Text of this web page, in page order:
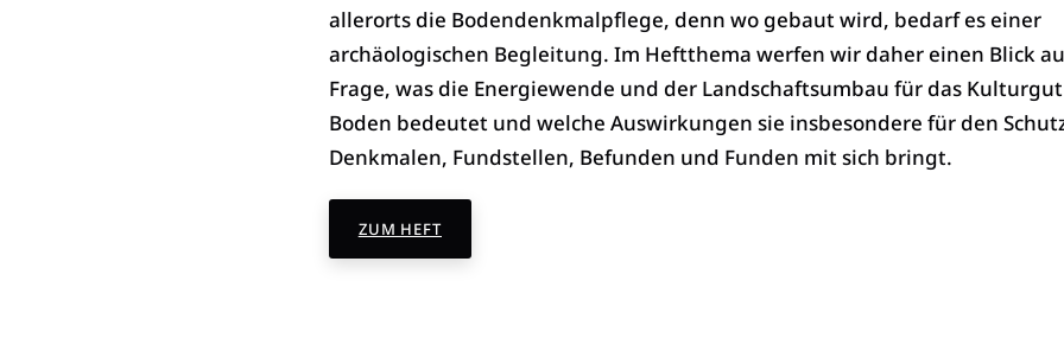
allerorts die Bodendenkmalpflege, denn wo gebaut wird, bedarf es einer
archäologischen Begleitung. Im Heftthema werfen wir daher einen Blick
Frage, was die Energiewende und der Landschaftsumbau für das
Boden bedeutet und welche Auswirkungen sie insbesondere für den
Denkmalen, Fundstellen, Befunden und Funden mit sich bringt.
ZUM HEFT